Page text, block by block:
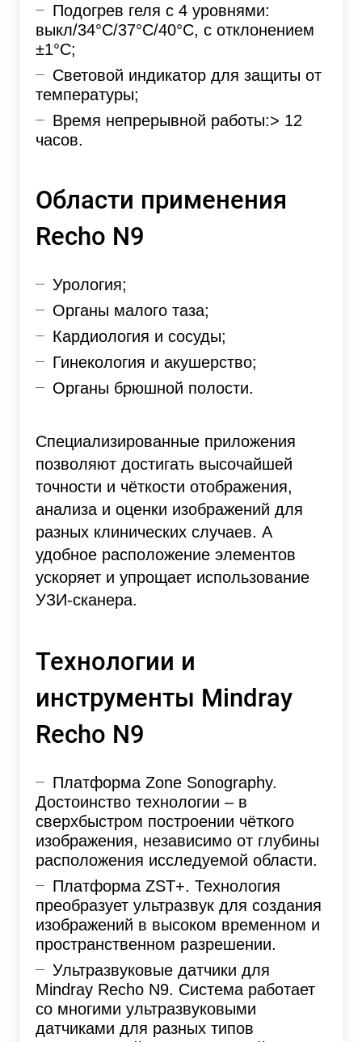
Подогрев геля с 4 уровнями:
выкл/34°С/37°С/40°С, с отклонением
±1°С;
Световой индикатор для защиты от
температуры;
Время непрерывной работы:> 12
часов.
Области применения
Recho N9
Урология;
Органы малого таза;
Кардиология и сосуды;
Гинекология и акушерство;
Органы брюшной полости.
Специализированные приложения
позволяют достигать высочайшей
точности и чёткости отображения,
анализа и оценки изображений для
разных клинических случаев. А
удобное расположение элементов
ускоряет и упрощает использование
УЗИ-сканера.
Технологии и
инструменты Mindray
Recho N9
Платформа Zone Sonography.
Достоинство технологии – в
сверхбыстром построении чёткого
изображения, независимо от глубины
расположения исследуемой области.
Платформа ZST+. Технология
преобразует ультразвук для создания
изображений в высоком временном и
пространственном разрешении.
Ультразвуковые датчики для
Mindray Recho N9. Система работает
со многими ультразвуковыми
датчиками для разных типов